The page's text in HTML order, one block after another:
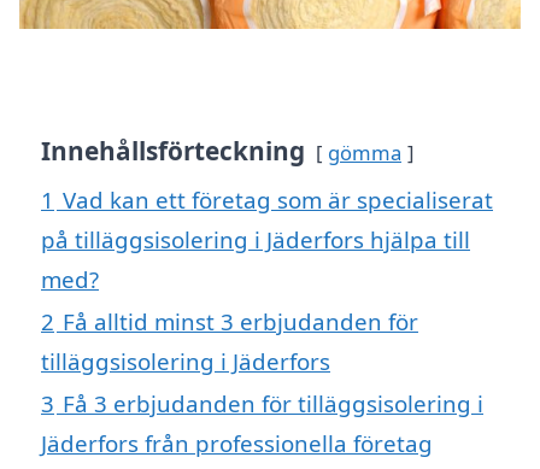
Innehållsförteckning gömma
1 Vad kan ett företag som är specialiserat
på tilläggsisolering i Jäderfors hjälpa till
med?
2 Få alltid minst 3 erbjudanden för
tilläggsisolering i Jäderfors
3 Få 3 erbjudanden för tilläggsisolering i
Jäderfors från professionella företag